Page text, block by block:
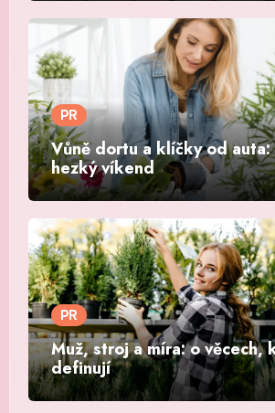
PR
Vůně dortu a klíčky od
hezký víkend
PR
Muž, stroj a míra: o věcech,
definují